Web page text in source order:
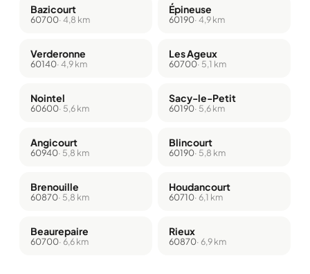
Bazicourt
60700· 4,8 km
Épineuse
60190· 4,9 km
Verderonne
60140· 4,9 km
Les Ageux
60700· 5,1 km
Nointel
60600· 5,6 km
Sacy-le-Petit
60190· 5,6 km
Angicourt
60940· 5,8 km
Blincourt
60190· 5,8 km
Brenouille
60870· 5,8 km
Houdancourt
60710· 6,1 km
Beaurepaire
60700· 6,6 km
Rieux
60870· 6,9 km